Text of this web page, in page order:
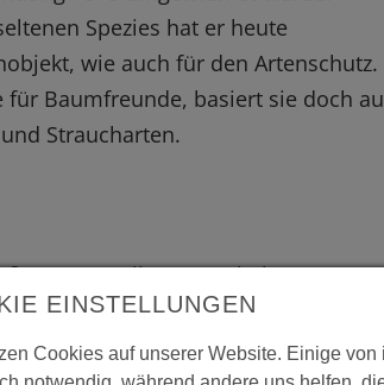
Spezies hat er heute
wie auch für den Artenschutz.
Baumfreunde, basiert sie doch
Straucharten.
Darstellung zu erhalten.
EINSTELLUNGEN
Cookies auf unserer Website. Einige von